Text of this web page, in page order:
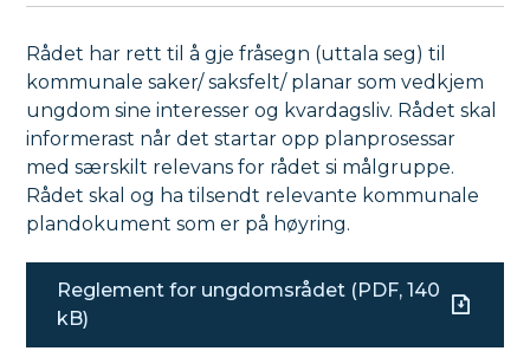
Rådet har rett til å gje fråsegn (uttala seg) til
kommunale saker/ saksfelt/ planar som vedkjem
ungdom sine interesser og kvardagsliv. Rådet skal
informerast når det startar opp planprosessar
med særskilt relevans for rådet si målgruppe.
Rådet skal og ha tilsendt relevante kommunale
plandokument som er på høyring.
Reglement for ungdomsrådet (PDF, 140
kB)